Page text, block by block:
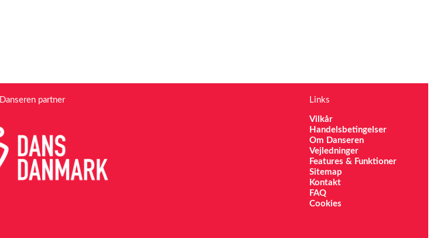
Danseren partner Links
Vilkår
Handelsbetingelser
Om Danseren
Vejledninger
Features & Funktioner
Sitemap
Kontakt
FAQ
Cookies